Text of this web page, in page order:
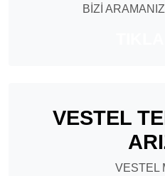
BİZİ
VESTEL
VESTEL